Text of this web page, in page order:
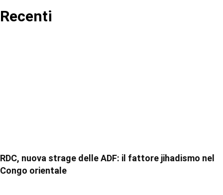
Recenti
RDC, nuova strage delle ADF: il fattore jihadismo nel
Congo orientale